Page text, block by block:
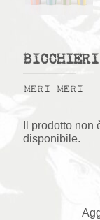
MERI MERI
Il prodotto
disponibile.